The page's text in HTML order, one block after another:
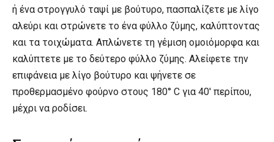
ή ένα στρογγυλό ταψί με βούτυρο, πασπαλίζετε με λίγο
αλεύρι και στρώνετε το ένα φύλλο ζύμης, καλύπτοντας
και τα τοιχώματα. Απλώνετε τη γέμιση ομοιόμορφα και
καλύπτετε με το δεύτερο φύλλο ζύμης. Αλείφετε την
επιφάνεια με λίγο βούτυρο και ψήνετε σε
προθερμασμένο φούρνο στους 180° C για 40′ περίπου,
μέχρι να ροδίσει.